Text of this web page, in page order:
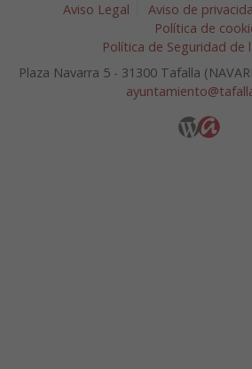
Aviso Legal
Aviso de
Política de
Política de Seguridad de
Plaza Navarra 5 - 31300 Tafalla